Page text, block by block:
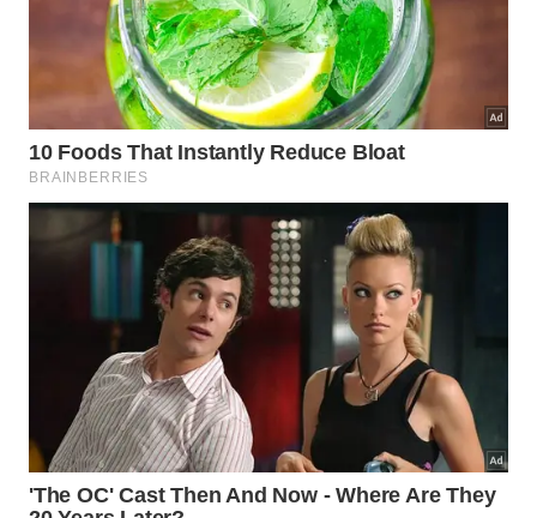
que aprofunda os pontos discutidos neste tema: